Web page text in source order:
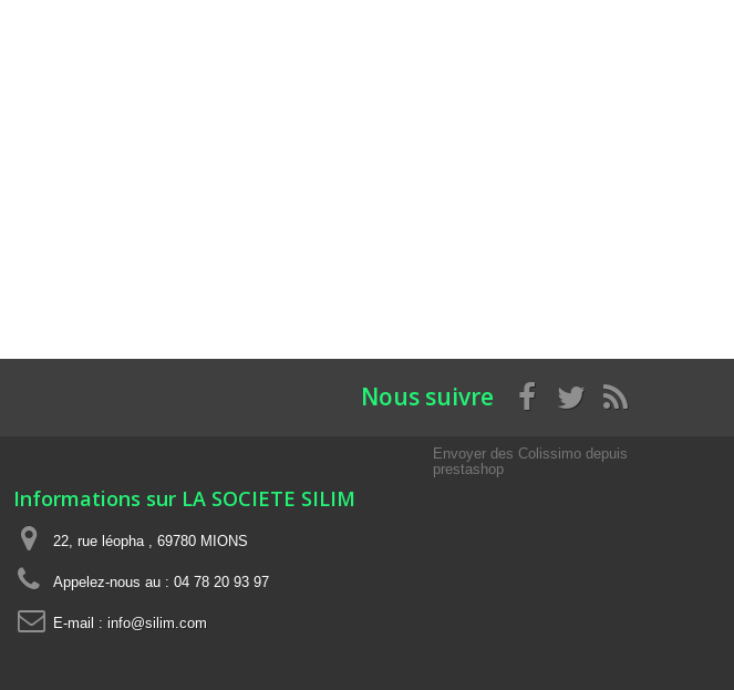
Nous suivre
Informations sur LA SOCIETE SILIM
22, rue léopha , 69780 MIONS
Appelez-nous au : 04 78 20 93 97
E-mail : info@silim.com
Envoyer des Colissimo depuis
prestashop